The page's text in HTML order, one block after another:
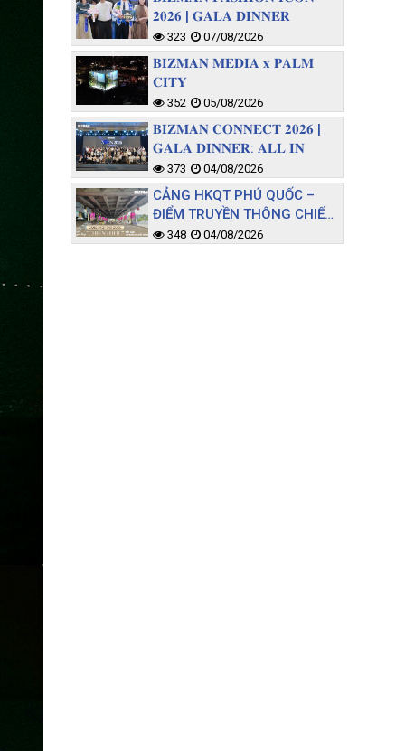
𝟐𝟎𝟐𝟔 | 𝐆𝐀𝐋𝐀 𝐃𝐈𝐍𝐍𝐄𝐑
323 07/08/2026
𝐁𝐈𝐙𝐌𝐀𝐍 𝐌𝐄𝐃𝐈𝐀 𝐱 𝐏𝐀𝐋𝐌
𝐂𝐈𝐓𝐘
352 05/08/2026
𝐁𝐈𝐙𝐌𝐀𝐍 𝐂𝐎𝐍𝐍𝐄𝐂𝐓 𝟐𝟎𝟐𝟔 |
𝐆𝐀𝐋𝐀 𝐃𝐈𝐍𝐍𝐄𝐑: 𝐀𝐋𝐋 𝐈𝐍
373 04/08/2026
CẢNG HKQT PHÚ QUỐC –
ĐIỂM TRUYỀN THÔNG CHIẾN
LƯỢC TIẾP CẬN TỆP KHÁCH
348 04/08/2026